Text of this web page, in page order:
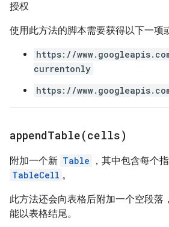
授权
使用此方法的脚本需要获得以下一项
https://
currentonly
https://
appendTable(cells)
附加一个新 Table
，其中包含每个
TableCell 。
此方法还会向表格后附加一个空段落
能以表格结尾。